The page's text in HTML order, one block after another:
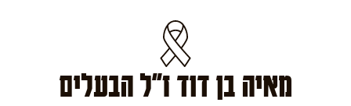
מאיה בן דוד ז"ל הבעלים